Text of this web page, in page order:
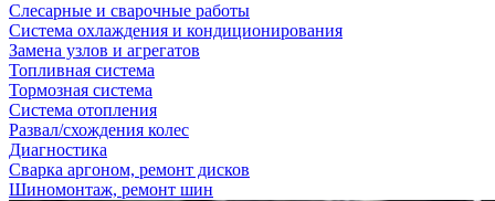
Слесарные и сварочные работы
Система охлаждения и кондиционирования
Замена узлов и агрегатов
Топливная система
Тормозная система
Система отопления
Развал/схождения колес
Диагностика
Сварка аргоном, ремонт дисков
Шиномонтаж, ремонт шин